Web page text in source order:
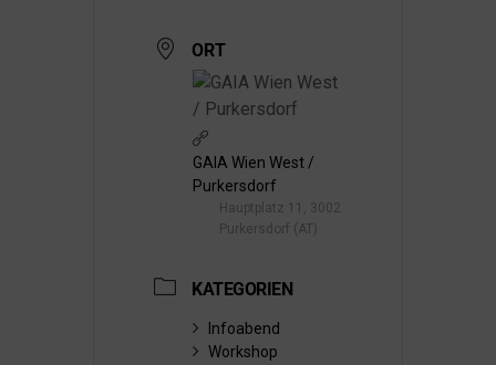
ORT
GAIA Wien West /
Purkersdorf
Hauptplatz 11, 3002
Purkersdorf (AT)
KATEGORIEN
Infoabend
Workshop